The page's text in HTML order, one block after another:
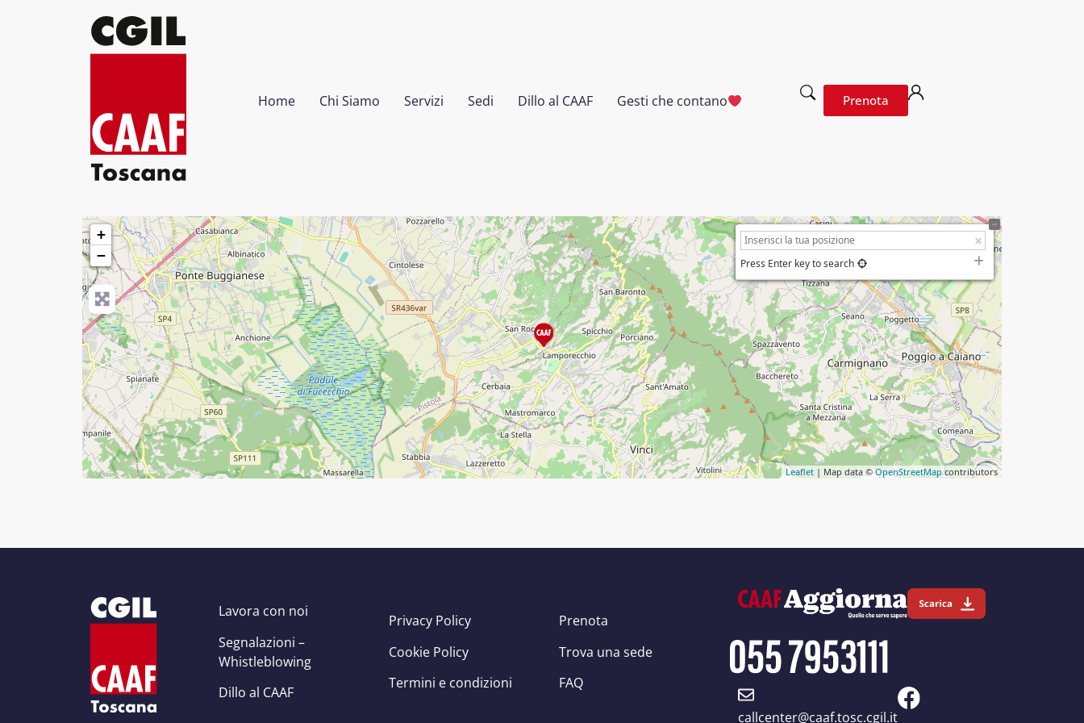
Home Chi Siamo Servizi Sedi Dillo al CAAF Gesti che contano Prenota
Via Guglielmo Marconi, 841/A
Tel. 0573/81.266
+
−
Press Enter key to search
Leaflet | Map data ©OpenStreetMapcontributors
Lavora con noi
Segnalazioni –
Whistleblowing
Dillo al CAAF
Privacy Policy
Cookie Policy
Termini e condizioni
Prenota
Trova una sede
FAQ
callcenter@caaf.tosc.cgil.it